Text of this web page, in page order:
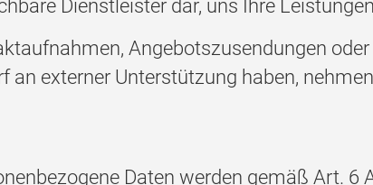
Dienstleister dar, uns Ihre
Angebotszusendungen
an externer Unterstützung haben,
Daten werden gemäß Art. 6